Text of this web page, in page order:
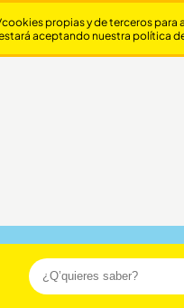
propias y de terceros
aceptando nuestra política